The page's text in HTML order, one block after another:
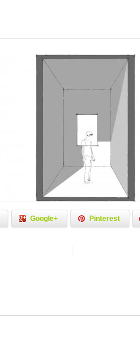
Google+ Pinterest